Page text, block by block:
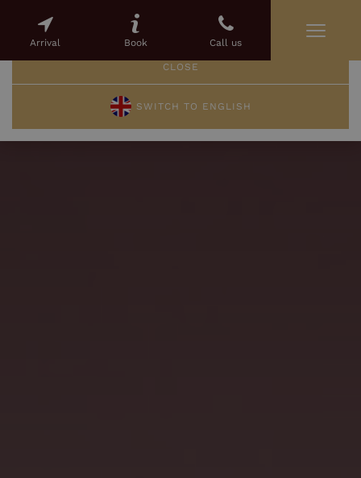
Arrival Book Call us
This page is available in english
CLOSE
SWITCH TO ENGLISH